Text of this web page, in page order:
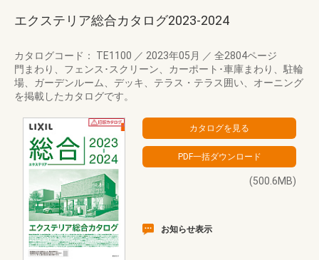
エクステリア総合カタログ2023-2024
カタログコード： TE1100 ／ 2023年05月 ／ 全2804ページ
門まわり、フェンス･スクリーン、カーポート･車庫まわり、駐輪
場、ガーデンルーム、デッキ、テラス・テラス囲い、オーニング
を掲載したカタログです。
(500.6MB)
お知らせ表示